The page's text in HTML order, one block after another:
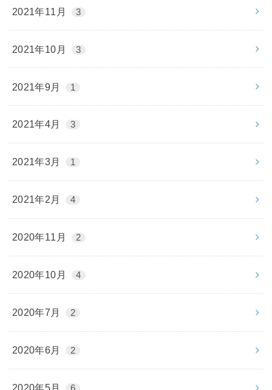
2021年11月 3
2021年10月 3
2021年9月 1
2021年4月 3
2021年3月 1
2021年2月 4
2020年11月 2
2020年10月 4
2020年7月 2
2020年6月 2
2020年5月